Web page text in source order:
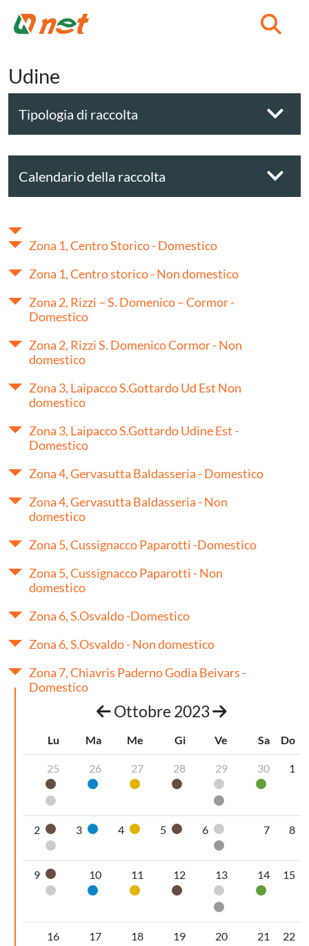
Udine
Tipologia di raccolta
Calendario della raccolta
Zona 1, Centro Storico - Domestico
Zona 1, Centro storico - Non domestico
Zona 2, Rizzi – S. Domenico – Cormor -
Domestico
Zona 2, Rizzi S. Domenico Cormor - Non
domestico
Zona 3, Laipacco S.Gottardo Ud Est Non
domestico
Zona 3, Laipacco S.Gottardo Udine Est -
Domestico
Zona 4, Gervasutta Baldasseria - Domestico
Zona 4, Gervasutta Baldasseria - Non
domestico
Zona 5, Cussignacco Paparotti -Domestico
Zona 5, Cussignacco Paparotti - Non
domestico
Zona 6, S.Osvaldo -Domestico
Zona 6, S.Osvaldo - Non domestico
Zona 7, Chiavris Paderno Godia Beivars -
Domestico
Ottobre 2023
Lu Ma Me Gi Ve Sa Do
25
Organico umido
Pannolini-pannoloni
26
Carta
27
Plastica
28
Organico umido
29
Pannolini-
Secco non
30
Vetro
1
2
Organico umido
Pannolini-pannoloni
3 Carta
4 Plastica
5 Organico umido
6
Pannolini-
Secco non
7 8
9
Organico umido
Pannolini-pannoloni
10
Carta
11
Plastica
12
Organico umido
13
Pannolini-
Secco non
14
Vetro
15
16
17
18
19
20
21 22